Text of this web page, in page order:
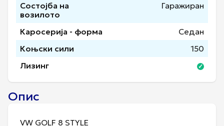
Состојба на
возилото
Гаражиран
Каросерија - форма
Седан
Коњски сили
150
Лизинг
Опис
VW GOLF 8 STYLE